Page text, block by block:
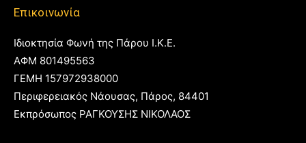
Επικοινωνία
Ιδιοκτησία Φωνή της Πάρου Ι.Κ.Ε.
ΑΦΜ 801495563
ΓΕΜΗ 157972938000
Περιφερειακός Νάουσας, Πάρος, 84401
Εκπρόσωπος ΡΑΓΚΟΥΣΗΣ ΝΙΚΟΛΑΟΣ